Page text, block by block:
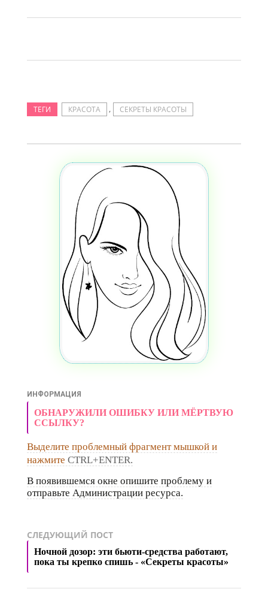
ТЕГИ КРАСОТА , СЕКРЕТЫ КРАСОТЫ
ИНФОРМАЦИЯ
ОБНАРУЖИЛИ ОШИБКУ ИЛИ МЁРТВУЮ
ССЫЛКУ?
Выделите проблемный фрагмент мышкой и
нажмите CTRL+ENTER.
В появившемся окне опишите проблему и
отправьте Администрации ресурса.
СЛЕДУЮЩИЙ ПОСТ
Ночной дозор: эти бьюти-средства работают,
пока ты крепко спишь - «Секреты красоты»